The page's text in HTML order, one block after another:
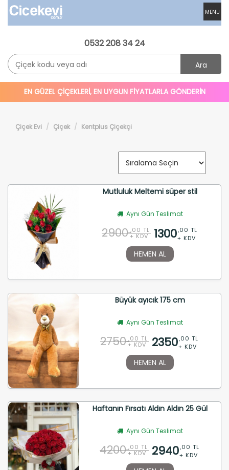
MENU
0532 208 34 24
Ara
EN GÜZEL ÇİÇEKLERİ, EN UYGUN FİYATLARLA GÖNDERİN
Çiçek Evi Çiçek Kentplus Çiçekçi
Mutluluk Meltemi süper stil
Aynı Gün Teslimat
2900 ,00 TL
+ KDV 1300,00 TL
+ KDV
HEMEN AL
Büyük ayıcık 175 cm
Aynı Gün Teslimat
2750 ,00 TL
+ KDV 2350,00 TL
+ KDV
HEMEN AL
Haftanın Fırsatı Aldın Aldın 25 Gül
Aynı Gün Teslimat
4200 ,00 TL
+ KDV 2940,00 TL
+ KDV